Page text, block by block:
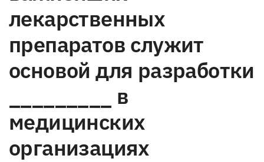
лекарственных
препаратов служит
основой для разработки
_________ в
медицинских
организациях